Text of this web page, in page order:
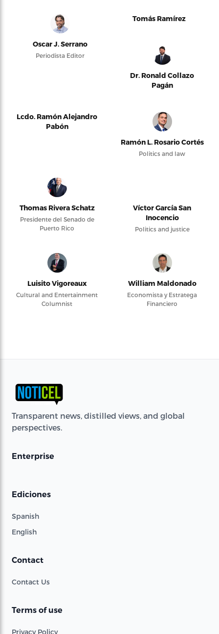
Oscar J. Serrano
Periodista Editor
Tomás Ramírez
Dr. Ronald Collazo
Pagán
Lcdo. Ramón Alejandro
Pabón
Ramón L. Rosario Cortés
Politics and law
Thomas Rivera Schatz
Presidente del Senado de
Puerto Rico
Víctor García San
Inocencio
Politics and justice
Luisito Vigoreaux
Cultural and Entertainment
Columnist
William Maldonado
Economista y Estratega
Financiero
Transparent news, distilled views, and global
perspectives.
Enterprise
Ediciones
Spanish
English
Contact
Contact Us
Terms of use
Privacy Policy